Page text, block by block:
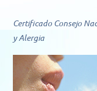
Certificado Consejo
y Alergia